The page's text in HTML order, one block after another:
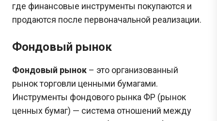
где финансовые инструменты покупаются и
продаются после первоначальной реализации.
Фондовый рынок
Фондовый рынок – это организованный
рынок торговли ценными бумагами.
Инструменты фондового рынка ФР (рынок
ценных бумаг) — система отношений между